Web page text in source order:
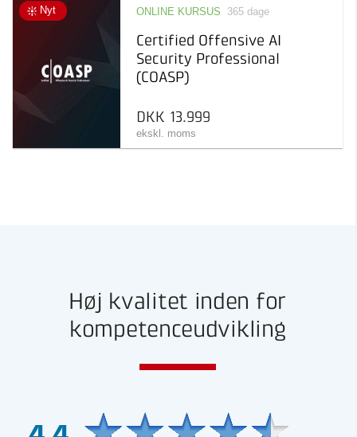
Nyt ONLINE KURSUS 365 dage
Certified Offensive AI
Security Professional
(COASP)
DKK 13.999
ekskl. moms
Høj kvalitet inden for
kompetenceudvikling